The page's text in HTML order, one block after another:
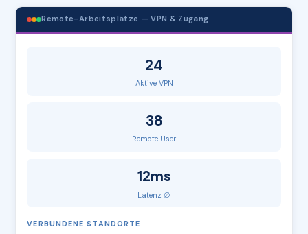
Remote-Arbeitsplätze — VPN & Zugang
24
Aktive VPN
38
Remote User
12ms
Latenz ∅
VERBUNDENE STANDORTE